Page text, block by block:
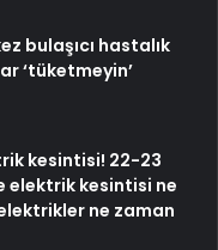
bulaşıcı hastalık
‘tüketmeyin’
kesintisi! 22-23
elektrik kesintisi ne
ne zaman